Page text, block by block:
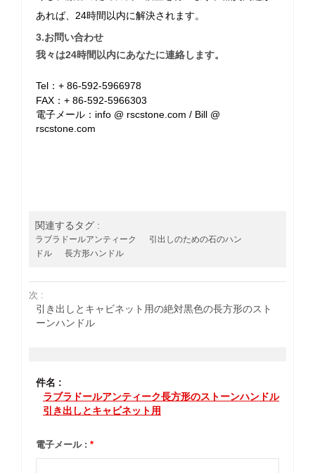
あれば、24時間以内に解決されます。
3.お問い合わせ
我々は24時間以内にあなたに連絡します。
Tel：+ 86-592-5966978
FAX：+ 86-592-5966303
電子メール：info @ rscstone.com / Bill @
rscstone.com
関連するタグ :
ラブラドールアンティーク
引出しのための石のハン
ドル
長方形ハンドル
次 :
引き出しとキャビネット用の絶対黒色の長方形のスト
ーンハンドル
件名 :
ラブラドールアンティーク長方形のストーンハンドル
引き出しとキャビネット用
電子メール : *